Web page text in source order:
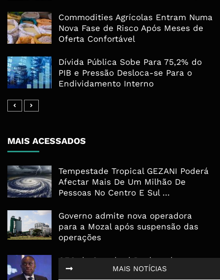
MAIS NOTÍCIAS
Commodities Agrícolas Entram Numa
Nova Fase de Risco Após Meses de
Oferta Confortável
Dívida Pública Sobe Para 75,2% do
PIB e Pressão Desloca-se Para o
Endividamento Interno
MAIS ACESSADOS
Tempestade Tropical GEZANI Poderá
Afectar Mais De Um Milhão De
Pessoas No Centro E Sul ...
Governo admite nova operadora
para a Mozal após suspensão das
operações
CEO do Standard Bank pede ao
Governo que “saia do caminho” e